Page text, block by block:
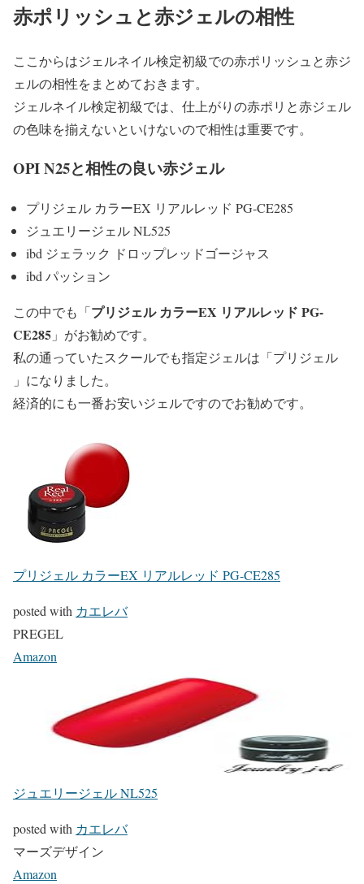
赤ポリッシュと赤ジェルの相性
ここからはジェルネイル検定初級での赤ポリッシュと赤ジ
ェルの相性をまとめておきます。
ジェルネイル検定初級では、仕上がりの赤ポリと赤ジェル
の色味を揃えないといけないので相性は重要です。
OPI N25と相性の良い赤ジェル
プリジェル カラーEX リアルレッド PG-CE285
ジュエリージェル NL525
ibd ジェラック ドロップレッドゴージャス
ibd パッション
この中でも「プリジェル カラーEX リアルレッド PG-
CE285 」がお勧めです。
私の通っていたスクールでも指定ジェルは「プリジェル
」になりました。
経済的にも一番お安いジェルですのでお勧めです。
プリジェル カラーEX リアルレッド PG-CE285
posted with カエレバ
PREGEL
Amazon
ジュエリージェル NL525
posted with カエレバ
マーズデザイン
Amazon